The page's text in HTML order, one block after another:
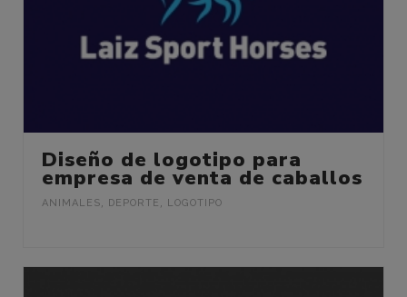
Diseño de logotipo para
empresa de venta de caballos
ANIMALES, DEPORTE , LOGOTIPO